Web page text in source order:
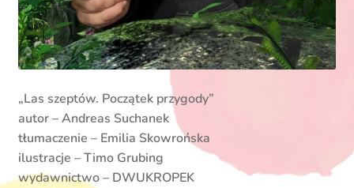
„Las szeptów. Początek przygody”
autor – Andreas Suchanek
tłumaczenie – Emilia Skowrońska
ilustracje – Timo Grubing
wydawnictwo – DWUKROPEK